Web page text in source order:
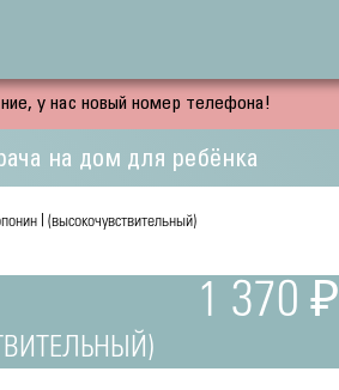
у нас новый номер телефона!
на дом для ребёнка
I (высокочувствительный)
1 370 ₽